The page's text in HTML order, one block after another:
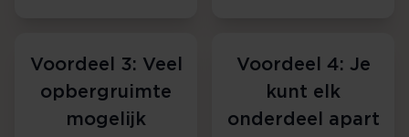
Voordeel 3: Veel
opbergruimte
mogelijk
Voordeel 4: Je
kunt elk
onderdeel apart